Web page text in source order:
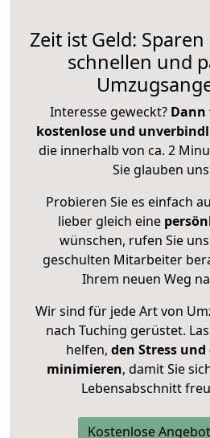
Zeit ist Geld:
schnellen und
Interesse geweckt? Dann
kostenlose und
die innerhalb von ca. 2
Sie glauben
Probieren Sie es einfach
lieber gleich eine
wünschen, rufen Sie
geschulten Mitarbeiter
Ihrem neuen Weg
Wir sind für jede Art von
nach Tuching gerüstet.
helfen, den Stress
minimieren, damit Sie
Lebensabschnitt
Kostenlose